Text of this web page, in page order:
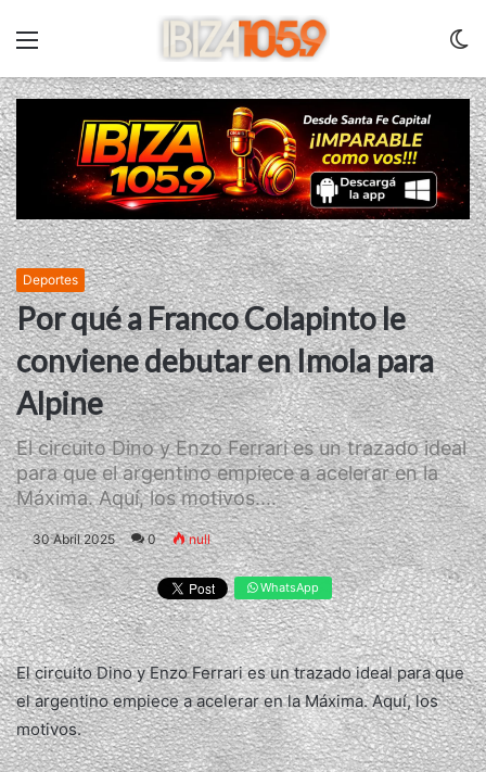
Deportes
Por qué a Franco Colapinto le
conviene debutar en Imola para
Alpine
El circuito Dino y Enzo Ferrari es un trazado ideal
para que el argentino empiece a acelerar en la
Máxima. Aquí, los motivos....
30 Abril 2025 0 null
WhatsApp
El circuito Dino y Enzo Ferrari es un trazado ideal para que
el argentino empiece a acelerar en la Máxima. Aquí, los
motivos.